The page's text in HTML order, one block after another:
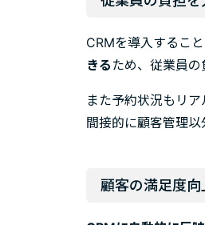
CRMを導入すること
きる ため、従業員
また予約状況もリ
間接的に顧客管理以
顧客の満足度